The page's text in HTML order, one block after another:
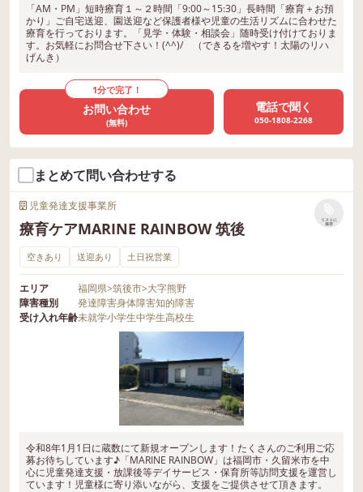
「AM・PM」短時療育１～２時間「9:00～15:30」長時間「療育＋お預
かり」ご自宅送迎、園送迎など保護者様や児童の生活リズムに合わせた
療育を行っております。「見学・体験・相談会」随時受け付けておりま
す。お気軽にお問合せ下さい！(^^)/ （できるを増やす！太陽のリハ
げんき）
1分で完了！
お問い合わせ
(無料)
電話で聞く
050-1808-2268
まとめて問い合わせする
児童発達支援事業所
療育ケアMARINE RAINBOW 筑後
リストに
保存
空きあり 送迎あり 土日祝営業
エリア 福岡県>筑後市>大字熊野
障害種別
発達障害身体障害知的障害
受け入れ年齢未就学小学生中学生高校生
令和8年1月1日に蔵数にて新規オープンします！たくさんのご利用ご応
募お待ちしています♪「MARINE RAINBOW」は福岡市・久留米市を中
心に児童発達支援・放課後等デイサービス・保育所等訪問支援を運営し
ています！児童様に寄り添いながら、支援をご提供させて頂きます。